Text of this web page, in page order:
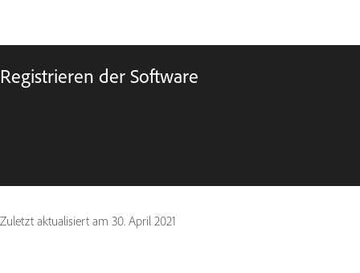
Registrieren der Software
Zuletzt aktualisiert am 30. April 2021